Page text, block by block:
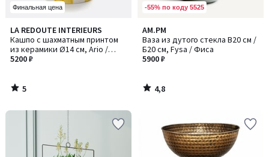
Финальная цена
LA REDOUTE INTERIEURS
Кашпо с шахматным принтом
из керамики Ø14 см, Ario /
Арио
5200 ₽
5
/
5
5
/
-55% по коду 5525
AM.PM
Ваза из дутого стекла В20 см /
Б20 см, Fysa / Фиса
5900 ₽
4,8
/ 5
4,8
/